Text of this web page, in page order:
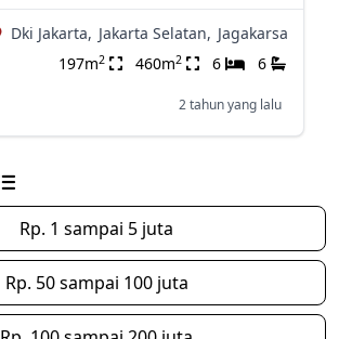
Dki Jakarta, Jakarta Selatan, Jagakarsa
197m2 460m2 6 6
2 tahun yang lalu
Rp. 1 sampai 5 juta
Rp. 50 sampai 100 juta